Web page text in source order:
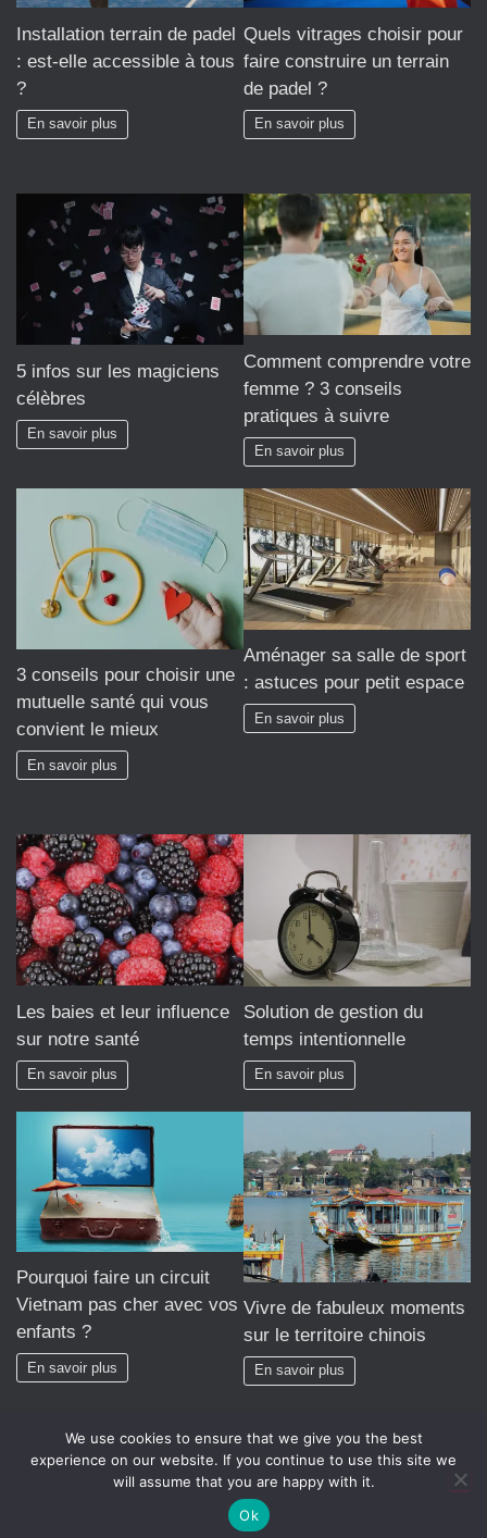
Installation terrain de padel
: est-elle accessible à tous
?
En savoir plus
Quels vitrages choisir pour
faire construire un terrain
de padel ?
En savoir plus
5 infos sur les magiciens
célèbres
En savoir plus
Comment comprendre votre
femme ? 3 conseils
pratiques à suivre
En savoir plus
3 conseils pour choisir une
mutuelle santé qui vous
convient le mieux
En savoir plus
Aménager sa salle de sport
: astuces pour petit espace
En savoir plus
Les baies et leur influence
sur notre santé
En savoir plus
Solution de gestion du
temps intentionnelle
En savoir plus
Pourquoi faire un circuit
Vietnam pas cher avec vos
enfants ?
En savoir plus
Vivre de fabuleux moments
sur le territoire chinois
En savoir plus
Hestia | Développé par
We use cookies to ensure that we give you the best
experience on our website. If you continue to use this site we
will assume that you are happy with it.
Ok